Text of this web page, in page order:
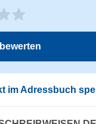
im Adressbuch